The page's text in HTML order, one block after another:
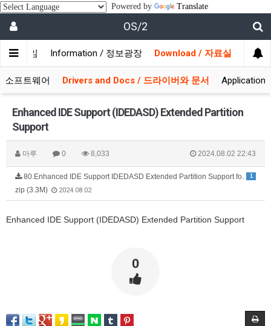
Powered by Translate
OS/2
자모임 Information / 정보광장 Download / 자료실
소프트웨어 Drivers and Docs / 드라이버와 문서
Enhanced IDE Support (IDEDASD) Extended Partition
Support
마루 0 8,033 2024.08.02 22:43
1
80.Enhanced IDE Support IDEDASD Extended Partition Support fo.
zip (3.3M)
2024.08.02
Enhanced IDE Support (IDEDASD) Extended Partition Support
0